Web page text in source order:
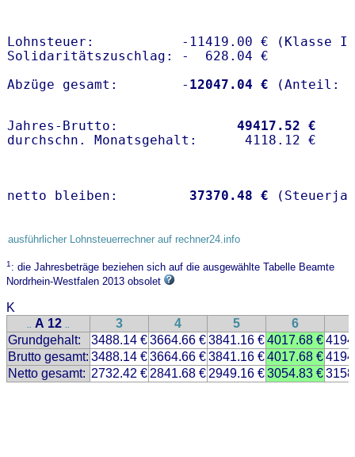
Lohnsteuer:           -11419.00 € (Klasse I)
Solidaritätszuschlag: -  628.04 €
Abzüge gesamt:        - 12047.04 €
Jahres-Brutto: 49417.52 €
netto bleiben: 37370.48 €
ausführlicher Lohnsteuerrechner auf rechner24.info
1: die Jahresbeträge beziehen sich auf die ausgewählte Tabelle Beamte
Nordrhein-Westfalen 2013 obsolet
K
.. A 12 .. 3 4 5 6
Grundgehalt:
3488.14 €3664.66 €3841.16 €4017.68 €
Brutto gesamt: 3488.14 €3664.66 €3841.16 €4017.68 €
Netto gesamt: 2732.42 € 2841.68 € 2949.16 €3054.83 €